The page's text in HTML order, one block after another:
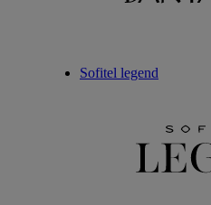
Sofitel legend